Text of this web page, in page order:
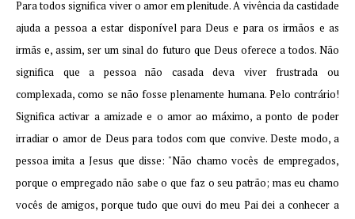
Para todos significa viver o amor em plenitude. A vivência da castidade
ajuda a pessoa a estar disponível para Deus e para os irmãos e as
irmãs e, assim, ser um sinal do futuro que Deus oferece a todos. Não
significa que a pessoa não casada deva viver frustrada ou
complexada, como se não fosse plenamente humana. Pelo contrário!
Significa activar a amizade e o amor ao máximo, a ponto de poder
irradiar o amor de Deus para todos com que convive. Deste modo, a
pessoa imita a Jesus que disse: "Não chamo vocês de empregados,
porque o empregado não sabe o que faz o seu patrão; mas eu chamo
vocês de amigos, porque tudo que ouvi do meu Pai dei a conhecer a